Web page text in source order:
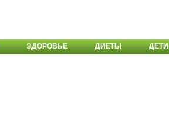
ЗДОРОВЬЕ ДИЕТЫ ДЕТИ